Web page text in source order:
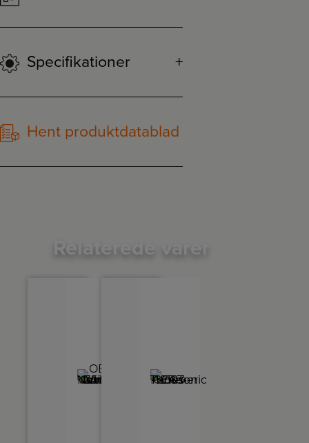
Specifikationer
Hent produktdatablad
Relaterede varer